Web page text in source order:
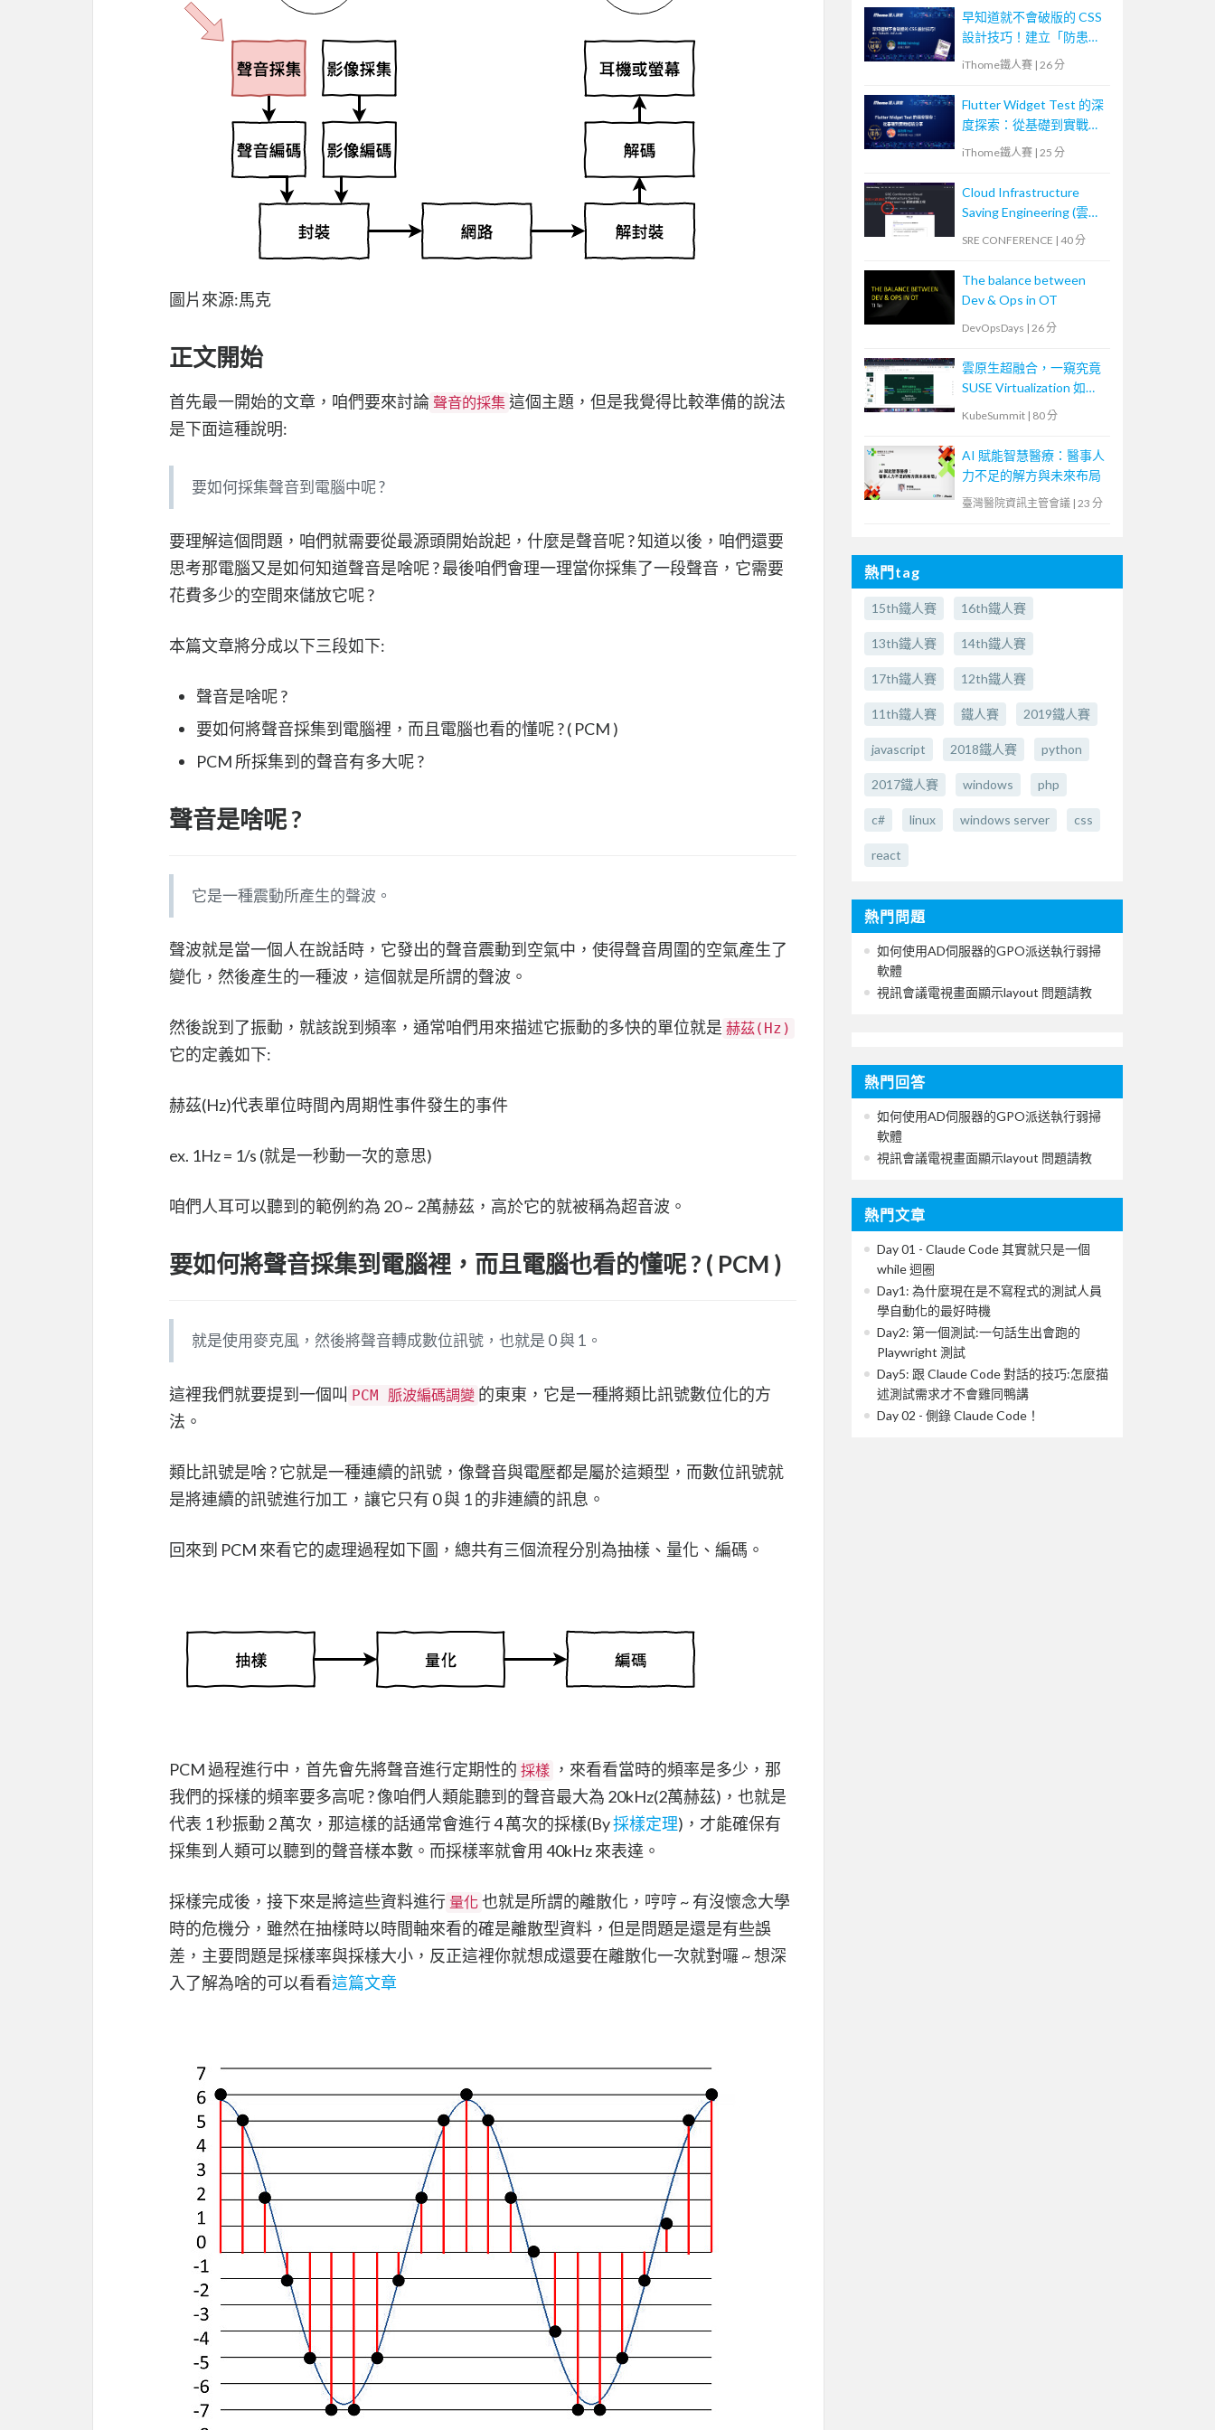
圖片來源:馬克
正文開始
首先最一開始的文章，咱們要來討論 聲音的採集 這個主題，但是我覺得比較準備的說法
是下面這種說明:
要如何採集聲音到電腦中呢 ?
要理解這個問題，咱們就需要從最源頭開始說起，什麼是聲音呢 ? 知道以後，咱們還要
思考那電腦又是如何知道聲音是啥呢 ? 最後咱們會理一理當你採集了一段聲音，它需要
花費多少的空間來儲放它呢 ?
本篇文章將分成以下三段如下:
聲音是啥呢 ?
要如何將聲音採集到電腦裡，而且電腦也看的懂呢 ? ( PCM )
PCM 所採集到的聲音有多大呢 ?
聲音是啥呢 ?
它是一種震動所產生的聲波。
聲波就是當一個人在說話時，它發出的聲音震動到空氣中，使得聲音周圍的空氣產生了
變化，然後產生的一種波，這個就是所謂的聲波。
然後說到了振動，就該說到頻率，通常咱們用來描述它振動的多快的單位就是 赫茲(Hz)
它的定義如下:
赫茲(Hz)代表單位時間內周期性事件發生的事件
ex. 1Hz = 1/s (就是一秒動一次的意思)
咱們人耳可以聽到的範例約為 20 ~ 2萬赫茲，高於它的就被稱為超音波。
要如何將聲音採集到電腦裡，而且電腦也看的懂呢 ? ( PCM )
就是使用麥克風，然後將聲音轉成數位訊號，也就是 0 與 1。
這裡我們就要提到一個叫 PCM 脈波編碼調變 的東東，它是一種將類比訊號數位化的方
法。
類比訊號是啥 ? 它就是一種連續的訊號，像聲音與電壓都是屬於這類型，而數位訊號就
是將連續的訊號進行加工，讓它只有 0 與 1 的非連續的訊息。
回來到 PCM 來看它的處理過程如下圖，總共有三個流程分別為抽樣、量化、編碼。
PCM 過程進行中，首先會先將聲音進行定期性的 採樣 ，來看看當時的頻率是多少，那
我們的採樣的頻率要多高呢 ? 像咱們人類能聽到的聲音最大為 20kHz(2萬赫茲)，也就是
代表 1 秒振動 2 萬次，那這樣的話通常會進行 4 萬次的採樣(By採樣定理)，才能確保有
採集到人類可以聽到的聲音樣本數。而採樣率就會用 40kHz 來表達。
採樣完成後，接下來是將這些資料進行 量化 也就是所謂的離散化，哼哼 ~ 有沒懷念大學
時的危機分，雖然在抽樣時以時間軸來看的確是離散型資料，但是問題是還是有些誤
差，主要問題是採樣率與採樣大小，反正這裡你就想成還要在離散化一次就對囉 ~ 想深
入了解為啥的可以看看這篇文章
早知道就不會破版的 CSS
設計技巧！建立「防患未
然」的匠人心態
iThome鐵人賽 | 26 分
Flutter Widget Test 的深
度探索：從基礎到實戰經
iThome鐵人賽 | 25 分
Cloud Infrastructure
Saving Engineering (雲端
SRE CONFERENCE | 40 分
The balance between
Dev & Ops in OT
DevOpsDays | 26 分
雲原生超融合，一窺究竟
SUSE Virtualization 如何
解決傳統應用與現代化雲
KubeSummit | 80 分
AI 賦能智慧醫療：醫事人
力不足的解方與未來布局
臺灣醫院資訊主管會議 | 23 分
熱門tag
15th鐵人賽 16th鐵人賽
13th鐵人賽 14th鐵人賽
17th鐵人賽 12th鐵人賽
11th鐵人賽 鐵人賽 2019鐵人賽
javascript 2018鐵人賽 python
2017鐵人賽 windows php
c# linux windows server css
react
熱門問題
如何使用AD伺服器的GPO派送執行弱掃
軟體
視訊會議電視畫面顯示layout 問題請教
熱門回答
如何使用AD伺服器的GPO派送執行弱掃
軟體
視訊會議電視畫面顯示layout 問題請教
熱門文章
Day 01 - Claude Code 其實就只是一個
while 迴圈
Day1: 為什麼現在是不寫程式的測試人員
學自動化的最好時機
Day2: 第一個測試:一句話生出會跑的
Playwright 測試
Day5: 跟 Claude Code 對話的技巧:怎麼描
述測試需求才不會雞同鴨講
Day 02 - 側錄 Claude Code！